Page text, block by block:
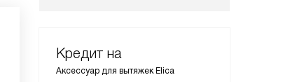
Кредит на
Аксессуар для вытяжек Elica